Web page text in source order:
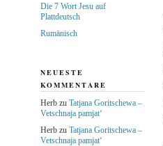
Die 7 Wort Jesu auf
Plattdeutsch
Rumänisch
NEUESTE
KOMMENTARE
Herbzu Tatjana Goritschewa –
Vetschnaja pamjat‘
Herbzu Tatjana Goritschewa –
Vetschnaja pamjat‘